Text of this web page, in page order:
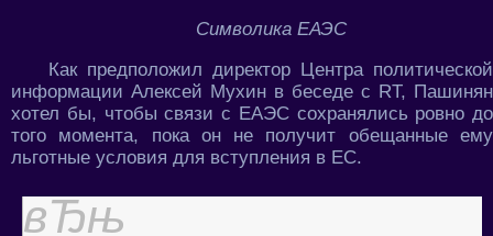
Символика ЕАЭС
Как предположил директор Центра политической
информации Алексей Мухин в беседе с RT, Пашинян
хотел бы, чтобы связи с ЕАЭС сохранялись ровно до
того момента, пока он не получит обещанные ему
льготные условия для вступления в ЕС.